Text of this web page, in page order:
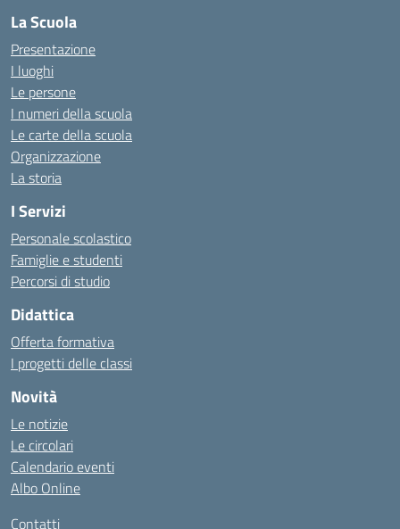
La Scuola
Presentazione
I luoghi
Le persone
I numeri della scuola
Le carte della scuola
Organizzazione
La storia
I Servizi
Personale scolastico
Famiglie e studenti
Percorsi di studio
Didattica
Offerta formativa
I progetti delle classi
Novità
Le notizie
Le circolari
Calendario eventi
Albo Online
Contatti